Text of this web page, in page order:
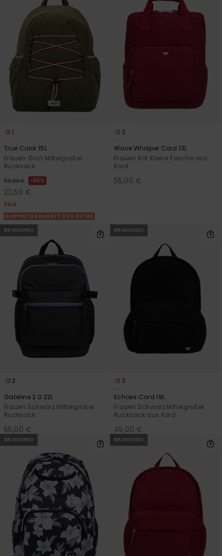
1
True Color 15L
Frauen Grün Mittelgroßer
Rucksack
50,00 € 55%
22,50 €
SALE
DOPPELTER RABATT 25% EXTRA
2
Wave Whisper Cord 13L
Frauen Rot Kleine Tasche aus
Kord
55,00 €
BRANDNEU
2
Gateline 2.0 22L
Frauen Schwarz Mittelgroßer
Rucksack
55,00 €
BRANDNEU
2
Echoes Cord 19L
Frauen Schwarz Mittelgroßer
Rucksack aus Kord
45,00 €
BRANDNEU BRANDNEU